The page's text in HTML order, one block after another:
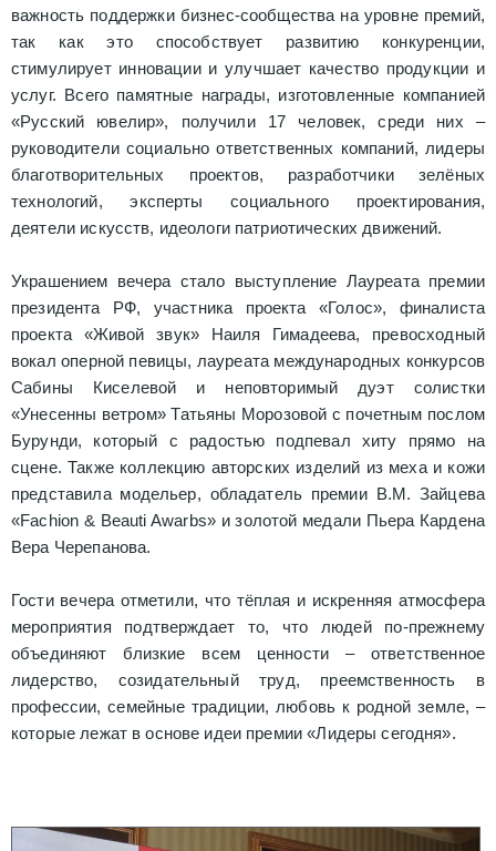
важность поддержки бизнес-сообщества на уровне премий,
так как это способствует развитию конкуренции,
стимулирует инновации и улучшает качество продукции и
услуг. Всего памятные награды, изготовленные компанией
«Русский ювелир», получили 17 человек, среди них –
руководители социально ответственных компаний, лидеры
благотворительных проектов, разработчики зелёных
технологий, эксперты социального проектирования,
деятели искусств, идеологи патриотических движений.
Украшением вечера стало выступление Лауреата премии
президента РФ, участника проекта «Голос», финалиста
проекта «Живой звук» Наиля Гимадеева, превосходный
вокал оперной певицы, лауреата международных конкурсов
Сабины Киселевой и неповторимый дуэт солистки
«Унесенны ветром» Татьяны Морозовой с почетным послом
Бурунди, который с радостью подпевал хиту прямо на
сцене. Также коллекцию авторских изделий из меха и кожи
представила модельер, обладатель премии В.М. Зайцева
«Fachion & Beauti Awarbs» и золотой медали Пьера Кардена
Вера Черепанова.
Гости вечера отметили, что тёплая и искренняя атмосфера
мероприятия подтверждает то, что людей по-прежнему
объединяют близкие всем ценности – ответственное
лидерство, созидательный труд, преемственность в
профессии, семейные традиции, любовь к родной земле, –
которые лежат в основе идеи премии «Лидеры сегодня».